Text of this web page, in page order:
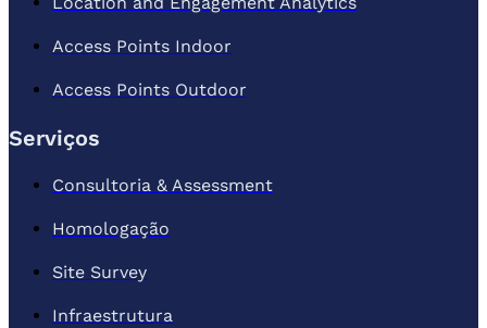
Access Points Indoor
Access Points Outdoor
Serviços
Consultoria & Assessment
Homologação
Site Survey
Infraestrutura